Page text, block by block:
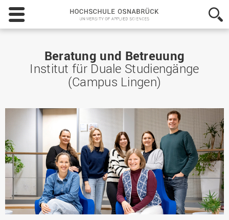
Hochschule
Osnabrück
-
Applied
Sciences
Beratung und Betreuung
Institut für Duale Studiengänge
(Campus Lingen)